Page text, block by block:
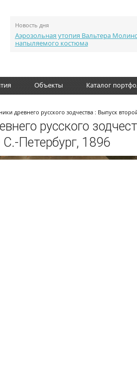
Новость дня
Аэрозольная утопия Вальтера
напыляемого костюма
Объекты Каталог
древнего русского зодчества : Выпуск
русского
Петербург, 1896